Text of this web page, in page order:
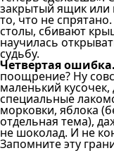
закрытый ящик или
то, что не
столы, сбивают
научилась
судьбу.
Четвертая ошибка.
поощрение? Ну
маленький
специальные
морковки, яблока
отдельная тема),
не шоколад. И не
Запомните эту